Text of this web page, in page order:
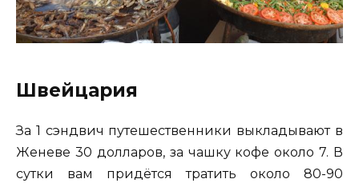
Швейцария
За 1 сэндвич путешественники выкладывают в
Женеве 30 долларов, за чашку кофе около 7. В
сутки вам придётся тратить около 80-90